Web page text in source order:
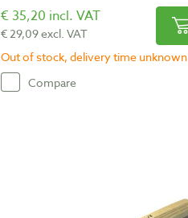
€ 35,20 incl. VAT
€ 29,09 excl. VAT
Out of stock, delivery time unknown
Compare